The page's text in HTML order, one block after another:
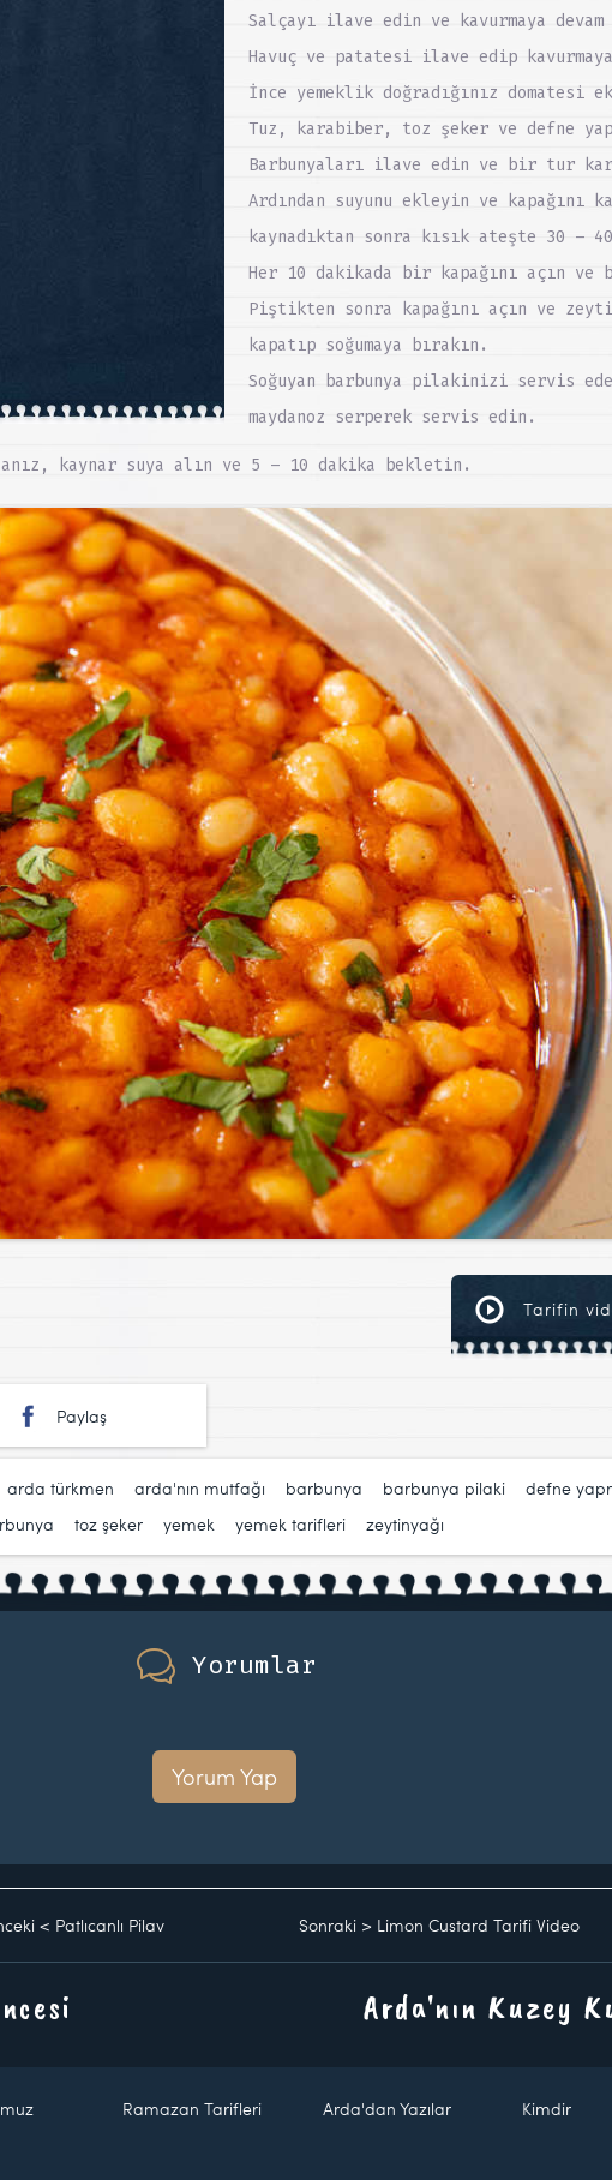
Salçayı ilave edin ve kavurmaya
Havuç ve patatesi ilave edip
İnce yemeklik doğradığınız domatesi
Tuz, karabiber, toz şeker ve defne
Barbunyaları ilave edin ve bir tur
Ardından suyunu ekleyin ve kapağını
kaynadıktan sonra kısık ateşte 30 –
Her 10 dakikada bir kapağını açın
Piştikten sonra kapağını açın ve
kapatıp soğumaya bırakın.
Soğuyan barbunya pilakinizi servis
maydanoz serperek servis edin.
kaynar suya alın ve 5 – 10 dakika bekletin.
Tarifin
Paylaş
arda türkmen arda'nın mutfağı barbunya barbunya pilaki defne
toz şeker yemek yemek tarifleri zeytinyağı
Yorumlar
Yorum Yap
< Patlıcanlı Pilav Sonraki > Limon Custard Tarifi Video
Arda'nın Kuzey
Ramazan Tarifleri Arda'dan Yazılar Kimdir